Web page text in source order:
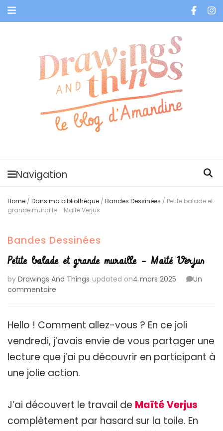
Navigation
Home / Dans ma bibliothèque / Bandes Dessinées / Petite balade et
grande muraille – Maïté Verjus
Bandes Dessinées
Petite balade et grande muraille – Maïté Verjus
by Drawings And Things updated on4 mars 2025
Un
commentaire
et
grande
muraille
Maïté
Verjus
Hello ! Comment allez-vous ? En ce joli
vendredi, j’avais envie de vous partager une
lecture que j’ai pu découvrir en participant à
une jolie action.
J’ai découvert le travail de Maïté Verjus
complètement par hasard sur la toile. En